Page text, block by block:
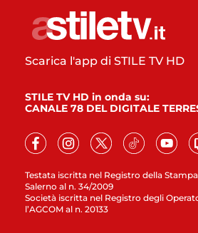
Testata iscritta nel Registro della
Salerno al n. 34/2009
Società iscritta nel Registro degli
l’AGCOM al n. 20133
Scarica l'app di STILE TV HD
STILE TV HD in onda su:
CANALE 78 DEL DIGITALE